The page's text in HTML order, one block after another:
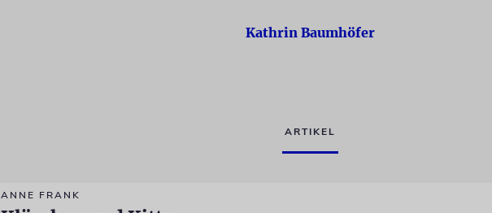
Kathrin Baumhöfer
ARTIKEL
ANNE FRANK